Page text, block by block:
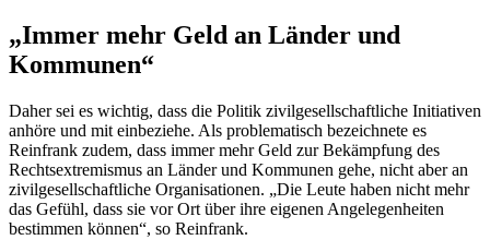
„Immer mehr Geld an Länder und
Kommunen“
Daher sei es wichtig, dass die Politik zivilgesellschaftliche Initiativen
anhöre und mit einbeziehe. Als problematisch bezeichnete es
Reinfrank zudem, dass immer mehr Geld zur Bekämpfung des
Rechtsextremismus an Länder und Kommunen gehe, nicht aber an
zivilgesellschaftliche Organisationen. „Die Leute haben nicht mehr
das Gefühl, dass sie vor Ort über ihre eigenen Angelegenheiten
bestimmen können“, so Reinfrank.